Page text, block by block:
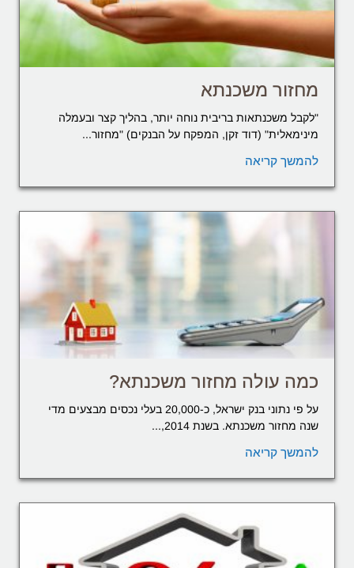
מחזור משכנתא
"לקבל משכנתאות בריבית נוחה יותר, בהליך קצר ובעמלה
מינימאלית" (דוד זקן, המפקח על הבנקים) "מחזור...
להמשך קריאה
כמה עולה מחזור משכנתא?
על פי נתוני בנק ישראל, כ-20,000 בעלי נכסים מבצעים מדי
שנה מחזור משכנתא. בשנת 2014,...
להמשך קריאה